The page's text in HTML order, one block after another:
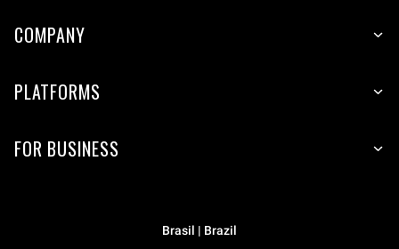
COMPANY
PLATFORMS
FOR BUSINESS
Brasil | Brazil